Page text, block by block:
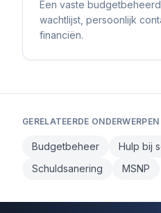
Een vaste
wachtlijst, persoonlijk
financiën.
GERELATEERDE ONDERWERPEN
Budgetbeheer Hulp bij
Schuldsanering
MSNP